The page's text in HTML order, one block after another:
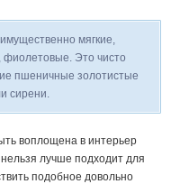
мягкие,
Это чисто
пшеничные золотистые
сирени.
воплощена в интерьер
лучше подходит для
подобное довольно